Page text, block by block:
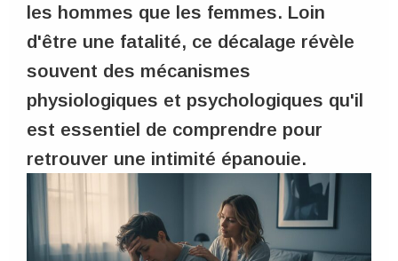
les hommes que les femmes. Loin
d'être une fatalité, ce décalage révèle
souvent des mécanismes
physiologiques et psychologiques qu'il
est essentiel de comprendre pour
retrouver une intimité épanouie.